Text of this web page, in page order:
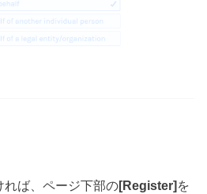
れば、ページ下部の[Register] を